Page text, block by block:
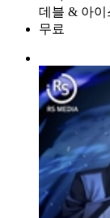
데블 & 아이
무료